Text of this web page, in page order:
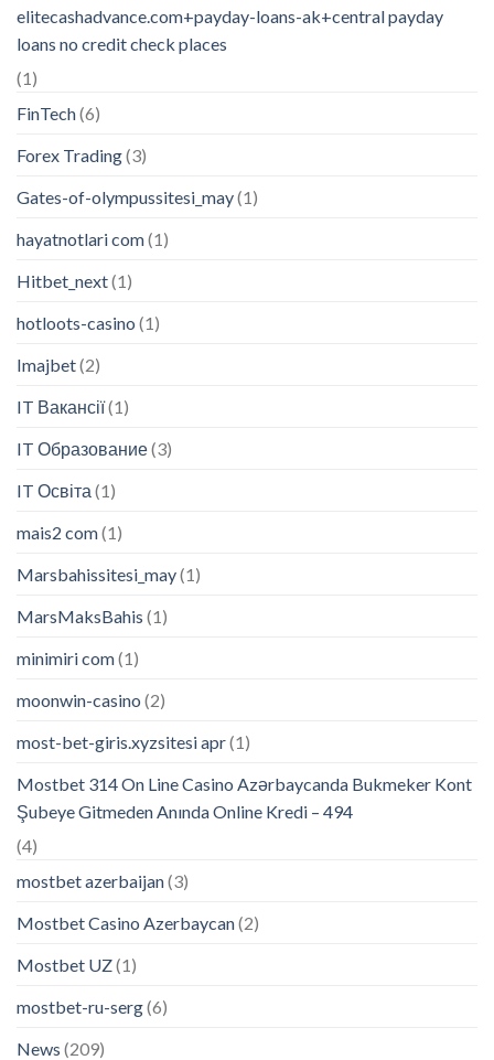
elitecashadvance.com+payday-loans-ak+central payday
loans no credit check places
(1)
FinTech(6)
Forex Trading(3)
Gates-of-olympussitesi_may(1)
hayatnotlari com(1)
Hitbet_next(1)
hotloots-casino (1)
Imajbet(2)
IT Вакансії(1)
IT Образование(3)
IT Освіта (1)
mais2 com(1)
Marsbahissitesi_may(1)
MarsMaksBahis (1)
minimiri com(1)
moonwin-casino (2)
most-bet-giris.xyzsitesi apr(1)
Mostbet 314 On Line Casino Azərbaycanda Bukmeker Kont
Şubeye Gitmeden Anında Online Kredi – 494
(4)
mostbet azerbaijan(3)
Mostbet Casino Azerbaycan(2)
Mostbet UZ(1)
mostbet-ru-serg(6)
News (209)